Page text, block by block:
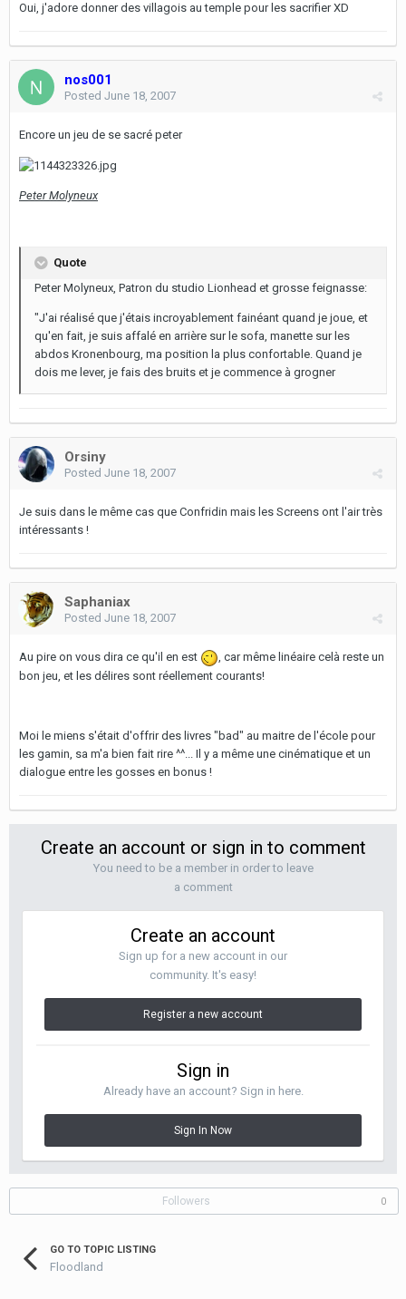
Oui, j'adore donner des villagois au temple pour les sacrifier XD
nos001
Posted June 18, 2007
Encore un jeu de se sacré peter
Peter Molyneux
Quote
Peter Molyneux, Patron du studio Lionhead et grosse feignasse:
"J'ai réalisé que j'étais incroyablement fainéant quand je joue, et
qu'en fait, je suis affalé en arrière sur le sofa, manette sur les
abdos Kronenbourg, ma position la plus confortable. Quand je
dois me lever, je fais des bruits et je commence à grogner
Orsiny
Posted June 18, 2007
Je suis dans le même cas que Confridin mais les Screens ont l'air très
intéressants !
Saphaniax
Posted June 18, 2007
Au pire on vous dira ce qu'il en est
, car même linéaire celà reste un
bon jeu, et les délires sont réellement courants!
Moi le miens s'était d'offrir des livres "bad" au maitre de l'école pour
les gamin, sa m'a bien fait rire ^^... Il y a même une cinématique et un
dialogue entre les gosses en bonus !
Create an account or sign in to comment
You need to be a member in order to leave
a comment
Create an account
Sign up for a new account in our
community. It's easy!
Register a new account
Sign in
Already have an account? Sign in here.
Sign In Now
Followers 0
GO TO TOPIC LISTING
Floodland